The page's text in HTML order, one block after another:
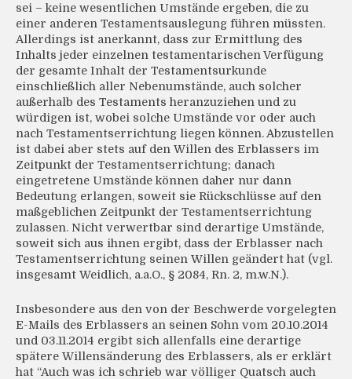
sei – keine wesentlichen Umstände ergeben, die zu
einer anderen Testamentsauslegung führen müssten.
Allerdings ist anerkannt, dass zur Ermittlung des
Inhalts jeder einzelnen testamentarischen Verfügung
der gesamte Inhalt der Testamentsurkunde
einschließlich aller Nebenumstände, auch solcher
außerhalb des Testaments heranzuziehen und zu
würdigen ist, wobei solche Umstände vor oder auch
nach Testamentserrichtung liegen können. Abzustellen
ist dabei aber stets auf den Willen des Erblassers im
Zeitpunkt der Testamentserrichtung; danach
eingetretene Umstände können daher nur dann
Bedeutung erlangen, soweit sie Rückschlüsse auf den
maßgeblichen Zeitpunkt der Testamentserrichtung
zulassen. Nicht verwertbar sind derartige Umstände,
soweit sich aus ihnen ergibt, dass der Erblasser nach
Testamentserrichtung seinen Willen geändert hat (vgl.
insgesamt Weidlich, a.a.O., § 2084, Rn. 2, m.w.N.).
Insbesondere aus den von der Beschwerde vorgelegten
E-Mails des Erblassers an seinen Sohn vom 20.10.2014
und 03.11.2014 ergibt sich allenfalls eine derartige
spätere Willensänderung des Erblassers, als er erklärt
hat “Auch was ich schrieb war völliger Quatsch auch